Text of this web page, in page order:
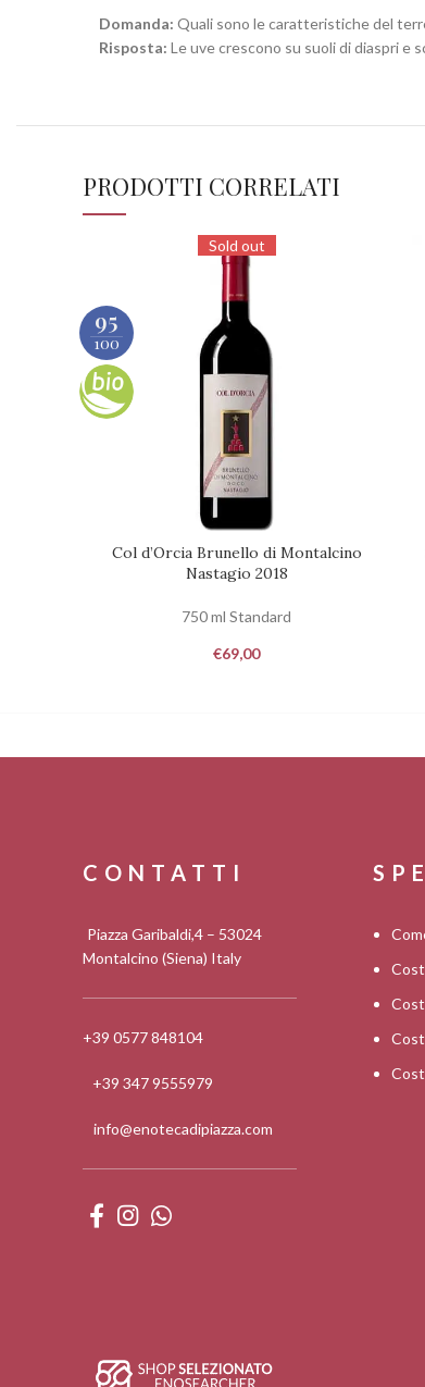
Domanda: Quali sono le caratteristiche del
Risposta: Le uve crescono su suoli di diaspri e
PRODOTTI CORRELATI
95
100
Sold out
RICHIEDI DISPONIBILITÀ
Col d’Orcia Brunello di Montalcino
Nastagio 2018
750 ml Standard
€69,00
CONTATTI
Piazza Garibaldi,4 – 53024
Montalcino (Siena) Italy
+39 0577 848104
+39 347 9555979
info@enotecadipiazza.com